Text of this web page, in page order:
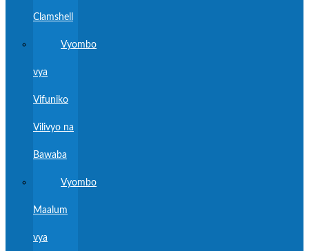
Clamshell
Vyombo
vya
Vifuniko
Vilivyo na
Bawaba
Vyombo
Maalum
vya